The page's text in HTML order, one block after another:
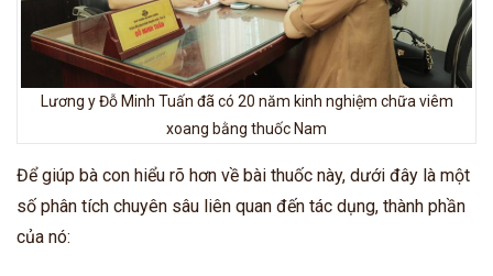
Lương y Đỗ Minh Tuấn đã có 20 năm kinh nghiệm chữa viêm
xoang bằng thuốc Nam
Để giúp bà con hiểu rõ hơn về bài thuốc này, dưới đây là một
số phân tích chuyên sâu liên quan đến tác dụng, thành phần
của nó: